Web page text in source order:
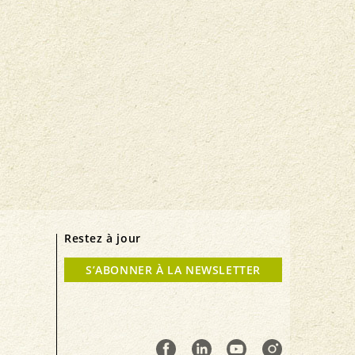
Restez à jour
S’ABONNER À LA NEWSLETTER